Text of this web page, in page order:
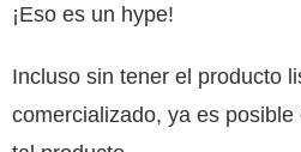
¡Eso es un hype!
Incluso sin tener el producto
comercializado, ya es